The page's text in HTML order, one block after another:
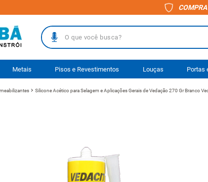
O que você busca?
Metais Pisos e Revestimentos Louças Portas
Silicone Acético para Selagem e Aplicações Gerais de Vedação 270 Gr Branco
TERMOS MAIS BUSCADOS
1º piso
porcelanato
revestimento
gabinete banheiro